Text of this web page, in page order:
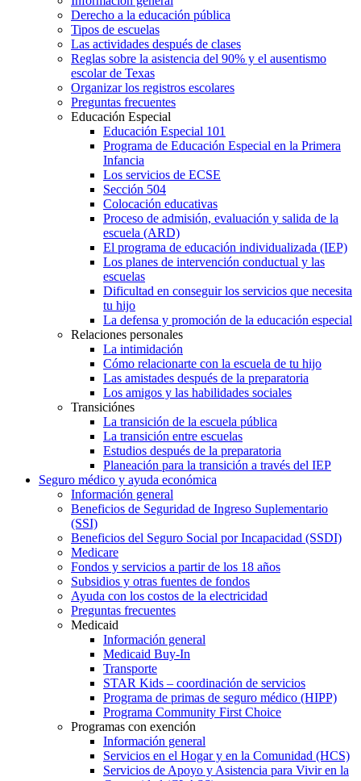
Derecho a la educación pública
Tipos de escuelas
Las actividades después de clases
Reglas sobre la asistencia del 90% y el ausentismo
escolar de Texas
Organizar los registros escolares
Preguntas frecuentes
Educación Especial
Educación Especial 101
Programa de Educación Especial en la Primera
Infancia
Los servicios de ECSE
Sección 504
Colocación educativas
Proceso de admisión, evaluación y salida de la
escuela (ARD)
El programa de educación individualizada (IEP)
Los planes de intervención conductual y las
escuelas
Dificultad en conseguir los servicios que necesita
tu hijo
La defensa y promoción de la educación especial
Relaciones personales
La intimidación
Cómo relacionarte con la escuela de tu hijo
Las amistades después de la preparatoria
Los amigos y las habilidades sociales
Transiciónes
La transición de la escuela pública
La transición entre escuelas
Estudios después de la preparatoria
Planeación para la transición a través del IEP
Seguro médico y ayuda económica
Información general
Beneficios de Seguridad de Ingreso Suplementario
(SSI)
Beneficios del Seguro Social por Incapacidad (SSDI)
Medicare
Fondos y servicios a partir de los 18 años
Subsidios y otras fuentes de fondos
Ayuda con los costos de la electricidad
Preguntas frecuentes
Medicaid
Información general
Medicaid Buy-In
Transporte
STAR Kids – coordinación de servicios
Programa de primas de seguro médico (HIPP)
Programa Community First Choice
Programas con exención
Información general
Servicios en el Hogar y en la Comunidad (HCS)
Servicios de Apoyo y Asistencia para Vivir en la